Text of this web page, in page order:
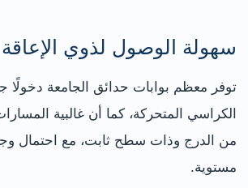
سهولة الوصول لذوي الإعاقة
توفر معظم بوابات حدائق الجامعة دخولًا
الكراسي المتحركة، كما أن غالبية
من الدرج وذات سطح ثابت، مع احتمال
مستوية.